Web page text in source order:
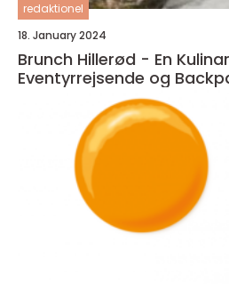
redaktionel
18. January 2024
Brunch Hillerød - En
Eventyrrejsende og